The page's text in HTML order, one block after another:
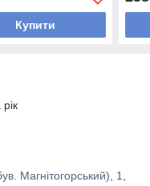
Купити
Магнітогорський), 1,